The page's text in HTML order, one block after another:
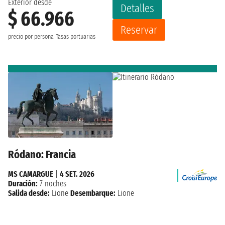
Exteriór desde
$ 66.966
precio por persona Tasas portuarias
Detalles
Reservar
Ródano: Francia
MS CAMARGUE
4 SET. 2026
Duración: 7 noches
Salida desde: Lione Desembarque: Lione